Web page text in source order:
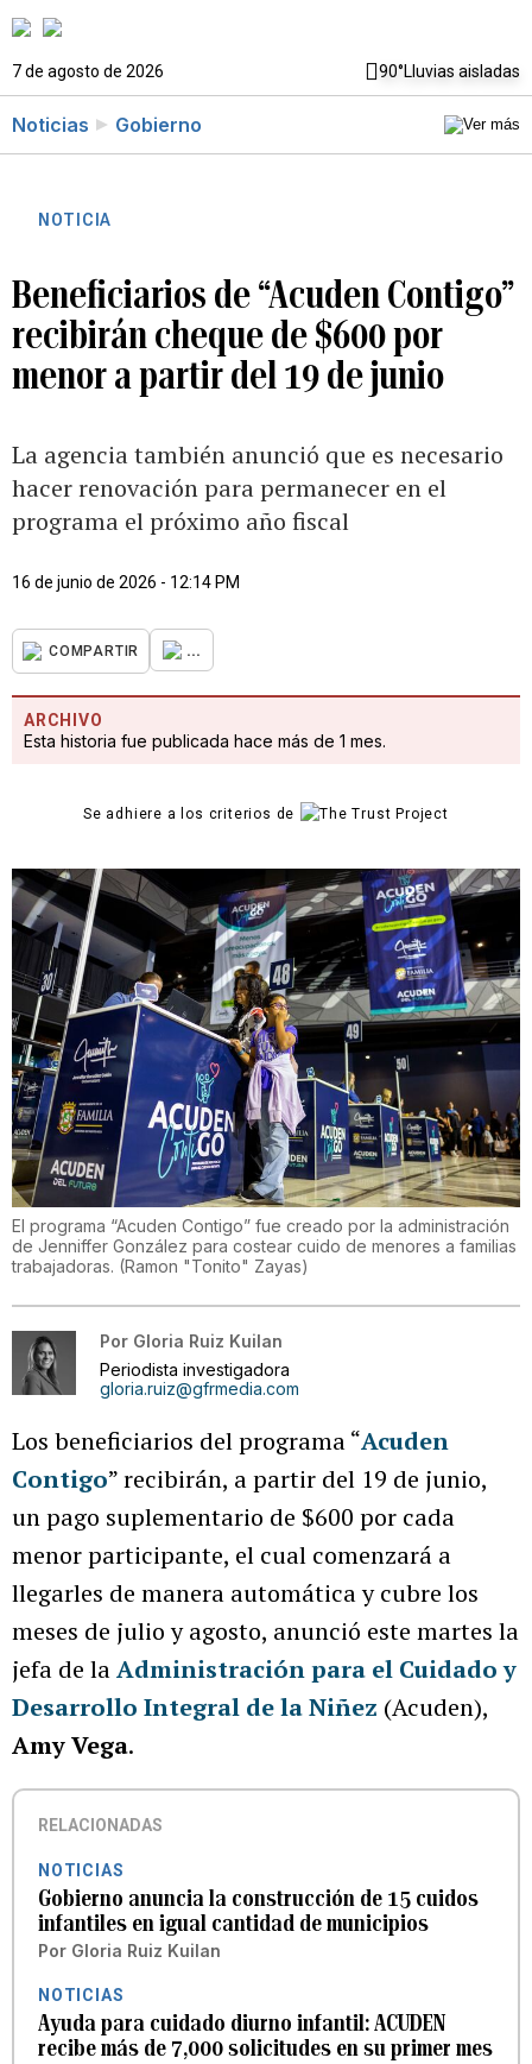
7 de agosto de 2026 90°Lluvias aisladas
Noticias Gobierno
NOTICIA
Beneficiarios de “Acuden Contigo”
recibirán cheque de $600 por
menor a partir del 19 de junio
La agencia también anunció que es necesario
hacer renovación para permanecer en el
programa el próximo año fiscal
16 de junio de 2026 - 12:14 PM
COMPARTIR ...
ARCHIVO
Esta historia fue publicada hace más de 1 mes.
Se adhiere a los criterios de
El programa “Acuden Contigo” fue creado por la administración
de Jenniffer González para costear cuido de menores a familias
trabajadoras. (Ramon "Tonito" Zayas)
Por Gloria Ruiz Kuilan
Periodista investigadora
gloria.ruiz@gfrmedia.com
Los beneficiarios del programa “Acuden
Contigo” recibirán, a partir del 19 de junio,
un pago suplementario de $600 por cada
menor participante, el cual comenzará a
llegarles de manera automática y cubre los
meses de julio y agosto, anunció este martes la
jefa de laAdministración para el Cuidado y
Desarrollo Integral de la Niñez (Acuden),
Amy Vega.
RELACIONADAS
NOTICIAS
Gobierno anuncia la construcción de 15 cuidos
infantiles en igual cantidad de municipios
Por Gloria Ruiz Kuilan
NOTICIAS
Ayuda para cuidado diurno infantil: ACUDEN
recibe más de 7,000 solicitudes en su primer mes